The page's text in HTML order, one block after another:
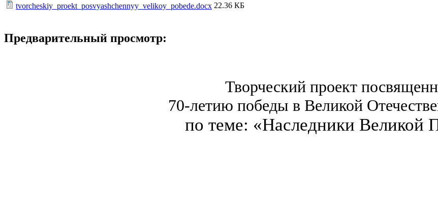
tvorcheskiy_proekt_posvyashchennyy_velikoy_pobede.docx 22.36 КБ
Предварительный просмотр:
Творческий проект
70-летию победы в Великой
по теме: «Наследники Великой